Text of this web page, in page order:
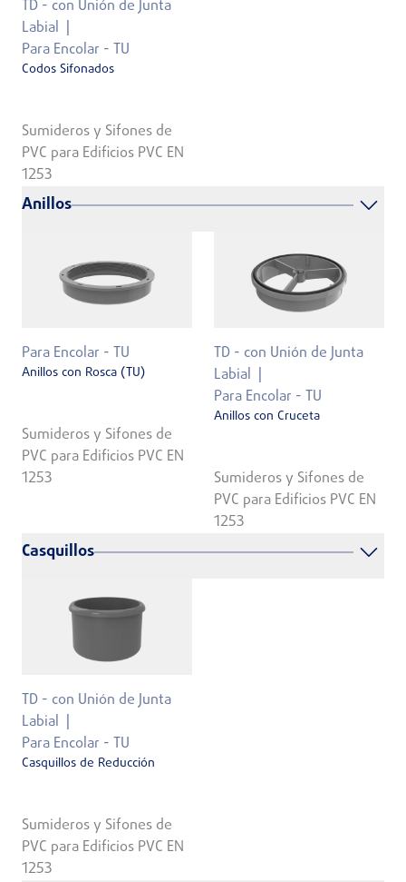
TD - con Unión de Junta
Labial
Para Encolar - TU
Codos Sifonados
Sumideros y Sifones de
PVC para Edificios PVC EN
1253
Anillos
Para Encolar - TU
Anillos con Rosca (TU)
Sumideros y Sifones de
PVC para Edificios PVC EN
1253
TD - con Unión de Junta
Labial
Para Encolar - TU
Anillos con Cruceta
Sumideros y Sifones de
PVC para Edificios PVC EN
1253
Casquillos
TD - con Unión de Junta
Labial
Para Encolar - TU
Casquillos de Reducción
Sumideros y Sifones de
PVC para Edificios PVC EN
1253